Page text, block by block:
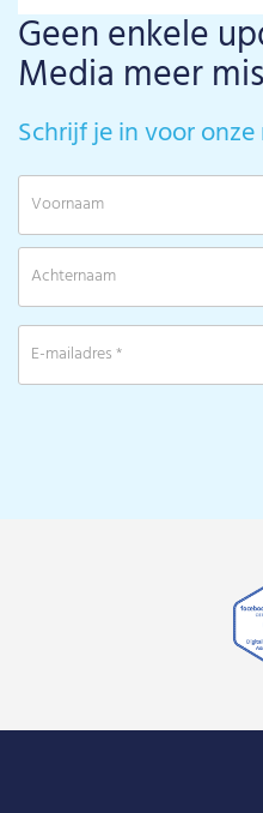
Geen enkele
Media meer
Schrijf je in voor